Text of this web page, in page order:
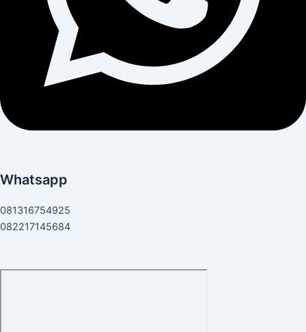
Whatsapp
081316754925
082217145684